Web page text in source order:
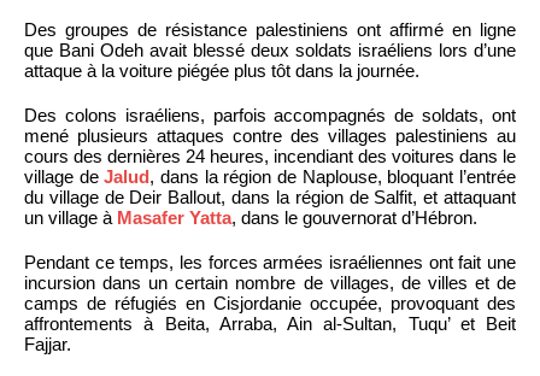
Des groupes de résistance palestiniens ont affirmé en ligne
que Bani Odeh avait blessé deux soldats israéliens lors d’une
attaque à la voiture piégée plus tôt dans la journée.
Des colons israéliens, parfois accompagnés de soldats, ont
mené plusieurs attaques contre des villages palestiniens au
cours des dernières 24 heures, incendiant des voitures dans le
village deJalud, dans la région de Naplouse, bloquant l’entrée
du village de Deir Ballout, dans la région de Salfit, et attaquant
un village à Masafer Yatta, dans le gouvernorat d’Hébron.
Pendant ce temps, les forces armées israéliennes ont fait une
incursion dans un certain nombre de villages, de villes et de
camps de réfugiés en Cisjordanie occupée, provoquant des
affrontements à Beita, Arraba, Ain al-Sultan, Tuqu’ et Beit
Fajjar.